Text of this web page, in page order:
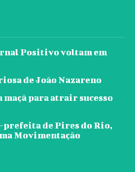
Positivo voltam em
de João Nazareno
maçã para atrair sucesso
prefeita de Pires do Rio,
Movimentação